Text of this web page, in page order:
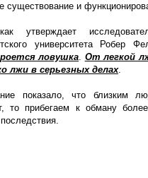
существование и
утверждает
университета Робер
ловушка. От легкой
лжи в серьезных делах.
показало, что
то прибегаем к обману